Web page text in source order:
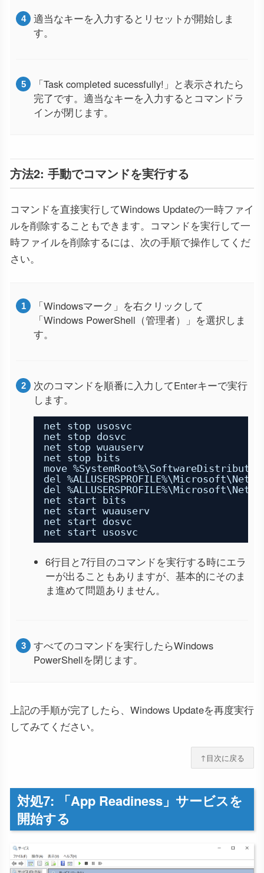
適当なキーを入力するとリセットが開始しま
す。
「Task completed sucessfully!」と表示されたら
完了です。適当なキーを入力するとコマンドラ
インが閉じます。
方法2: 手動でコマンドを実行する
コマンドを直接実行してWindows Updateの一時ファイ
ルを削除することもできます。コマンドを実行して一
時ファイルを削除するには、次の手順で操作してくだ
さい。
「Windowsマーク」を右クリックして
「Windows PowerShell（管理者）」を選択しま
す。
次のコマンドを順番に入力してEnterキーで実行
します。
net stop usosvc
net stop dosvc
net stop wuauserv
net stop bits
move
del
del
net start bits
net start wuauserv
net start dosvc
net start usosvc
6行目と7行目のコマンドを実行する時にエラ
ーが出ることもありますが、基本的にそのま
ま進めて問題ありません。
すべてのコマンドを実行したらWindows
PowerShellを閉じます。
上記の手順が完了したら、Windows Updateを再度実行
してみてください。
↑目次に戻る
対処7: 「App Readiness」サービスを
開始する